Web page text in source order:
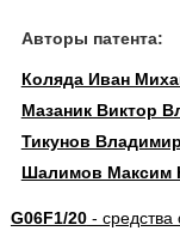
Авторы патента:
Коляда Иван
Мазаник Виктор
Тикунов
Шалимов Максим
G06F1/20- средства